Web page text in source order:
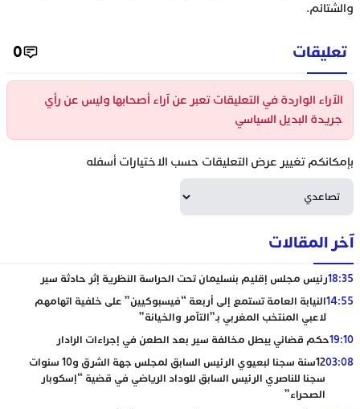
والشتائم.
تعليقات 0
الآراء الواردة في التعليقات تعبر عن آراء أصحابها وليس عن رأي
جريدة البديل السياسي
بإمكانكم تغيير عرض التعليقات حسب الاختيارات أسفله
آخر المقالات
18:35رئيس مجلس إقليم بنسليمان تحت الحراسة النظرية إثر حادثة سير
14:55النيابة العامة تستمع إلى أربعة “فيسبوكيين” على خلفية اتهامهم
لاعبي المنتخب المغربي بـ”التآمر والخيانة”
19:10حكم قضائي يبطل مخالفة سير بعد الطعن في إجراءات الرادار
03:08
12سنة سجنا لبعيوي الرئيس السابق لمجلس جهة الشرق و10 سنوات
سجنا للناصري الرئيس السابق للوداد الرياضي في قضية “إسكوبار
الصحراء”